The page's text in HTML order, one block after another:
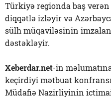
Türkiyə regionda baş
diqqətlə izləyir və
sülh müqaviləsinin
dəstəkləyir.
Xeberdar.net-in
keçirdiyi mətbuat
Müdafiə Nazirliyinin